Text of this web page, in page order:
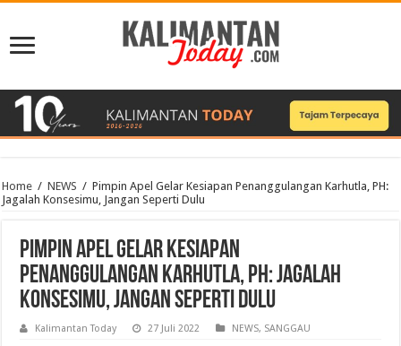
Home / NEWS / Pimpin Apel Gelar Kesiapan Penanggulangan Karhutla, PH:
Jagalah Konsesimu, Jangan Seperti Dulu
Pimpin Apel Gelar Kesiapan
Penanggulangan Karhutla, PH: Jagalah
Konsesimu, Jangan Seperti Dulu
Kalimantan Today 27 Juli 2022 NEWS, SANGGAU